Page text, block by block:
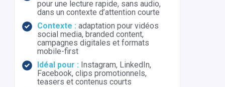
pour une lecture rapide, sans audio,
dans un contexte d’attention courte
Contexte : adaptation pour vidéos
social media, branded content,
campagnes digitales et formats
mobile-first
Idéal pour : Instagram, LinkedIn,
Facebook, clips promotionnels,
teasers et contenus courts